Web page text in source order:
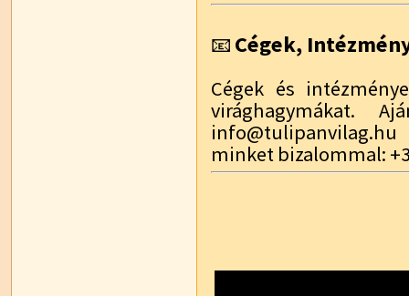
📧 Cégek,
Cégek és
virághagymákat.
minket bizalommal: